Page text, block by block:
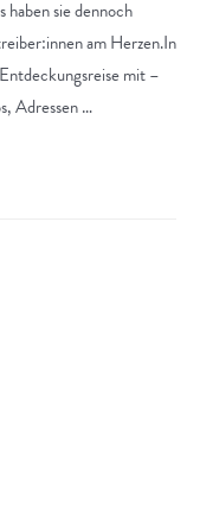
haben sie dennoch
am Herzen.In
mit –
Adressen …